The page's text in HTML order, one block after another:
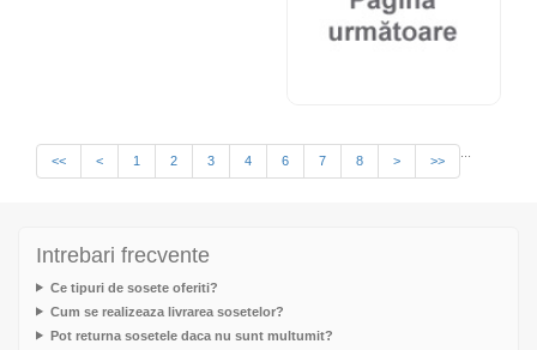
<< < 1 2 3 4 6 7 8 > >>
Intrebari frecvente
Ce tipuri de sosete oferiti?
Cum se realizeaza livrarea sosetelor?
Pot returna sosetele daca nu sunt multumit?